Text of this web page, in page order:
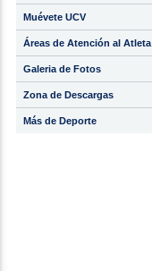
Muévete UCV
Áreas de Atención al Atleta
Galeria de Fotos
Zona de Descargas
Más de Deporte